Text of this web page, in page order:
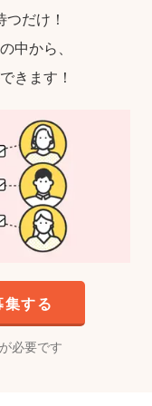
だけ！
中から、
きます！
する
必要です